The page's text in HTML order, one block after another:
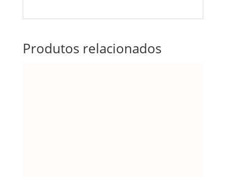
Produtos relacionados